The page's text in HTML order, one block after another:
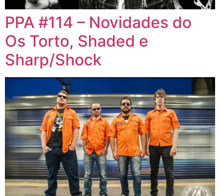
PPA #114 – Novidades do
Os Torto, Shaded e
Sharp/Shock